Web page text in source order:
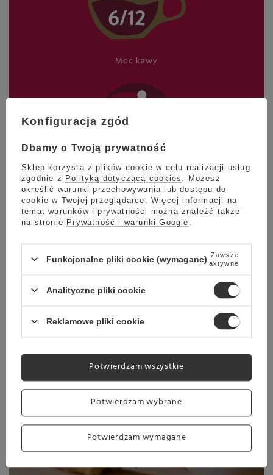
Moc kawy
Średnio palona
Poczuj się jak barista
kawy jak z kawiarni! Wybierz
ulubiony sposób parzenia kawy ze
świeżo zmielonych ziaren - moka,
french press, ekspres przelewowy
lub automatyczny - i rozkoszuj się
doskonałym smakiem kawy za
każdym razem!
Konfiguracja zgód
Dbamy o Twoją prywatność
Sklep korzysta z plików cookie w celu realizacji usług
zgodnie z Polityką dotyczącą cookies
. Możesz
określić warunki przechowywania lub dostępu do
cookie w Twojej przeglądarce. Więcej informacji na
temat warunków i prywatności można znaleźć także
na stronie Prywatność i warunki Google
Funkcjonalne pliki cookie (wymagane) Zawsze
aktywne
Analityczne pliki cookie
Reklamowe pliki cookie
Potwierdzam wybrane
Potwierdzam wymagane
Potwierdzam wszystkie